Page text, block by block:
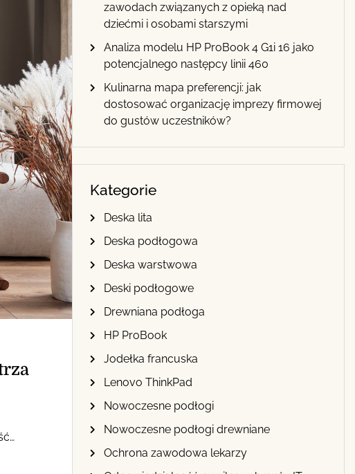
zawodach związanych z opieką nad
dziećmi i osobami starszymi
Analiza modelu HP ProBook 4 G1i 16 jako
potencjalnego następcy linii 460
Kulinarna mapa preferencji: jak
dostosować organizację imprezy firmowej
do gustów uczestników?
Kategorie
Deska lita
Deska podłogowa
Deska warstwowa
Deski podłogowe
Drewniana podłoga
HP ProBook
Jodełka francuska
Lenovo ThinkPad
Nowoczesne podłogi
Nowoczesne podłogi drewniane
Ochrona zawodowa lekarzy